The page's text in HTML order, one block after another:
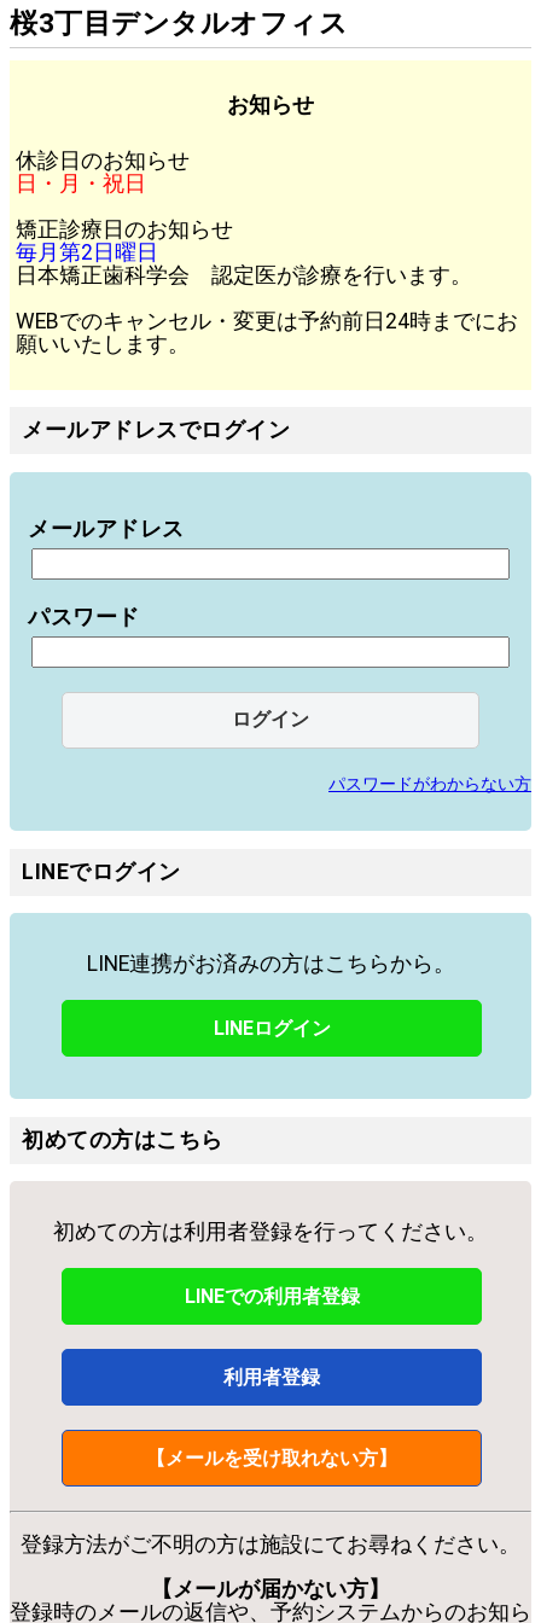
桜3丁目デンタルオフィス
お知らせ
休診日のお知らせ
日・月・祝日
矯正診療日のお知らせ
毎月第2日曜日
日本矯正歯科学会 認定医が診療を行います。
WEBでのキャンセル・変更は予約前日24時までにお
願いいたします。
メールアドレスでログイン
メールアドレス
パスワード
パスワードがわからない方
LINEでログイン
LINE連携がお済みの方はこちらから。
LINEログイン
初めての方はこちら
初めての方は利用者登録を行ってください。
LINEでの利用者登録
利用者登録
【メールを受け取れない方】
登録方法がご不明の方は施設にてお尋ねください。
【メールが届かない方】
登録時のメールの返信や、予約システムからのお知ら